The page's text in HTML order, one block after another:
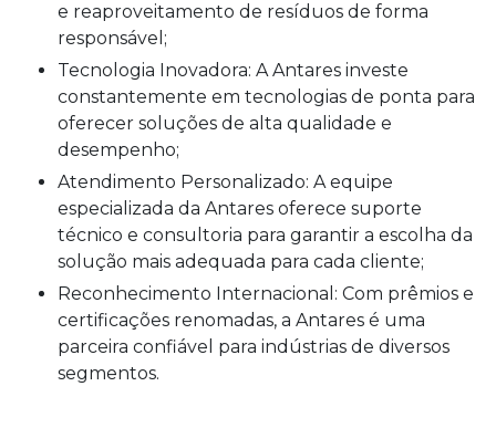
e reaproveitamento de resíduos de forma
responsável;
Tecnologia Inovadora: A Antares investe
constantemente em tecnologias de ponta para
oferecer soluções de alta qualidade e
desempenho;
Atendimento Personalizado: A equipe
especializada da Antares oferece suporte
técnico e consultoria para garantir a escolha da
solução mais adequada para cada cliente;
Reconhecimento Internacional: Com prêmios e
certificações renomadas, a Antares é uma
parceira confiável para indústrias de diversos
segmentos.